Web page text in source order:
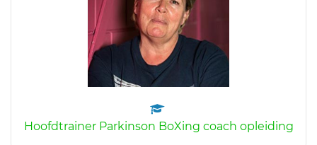
Hoofdtrainer Parkinson BoXing coach opleiding